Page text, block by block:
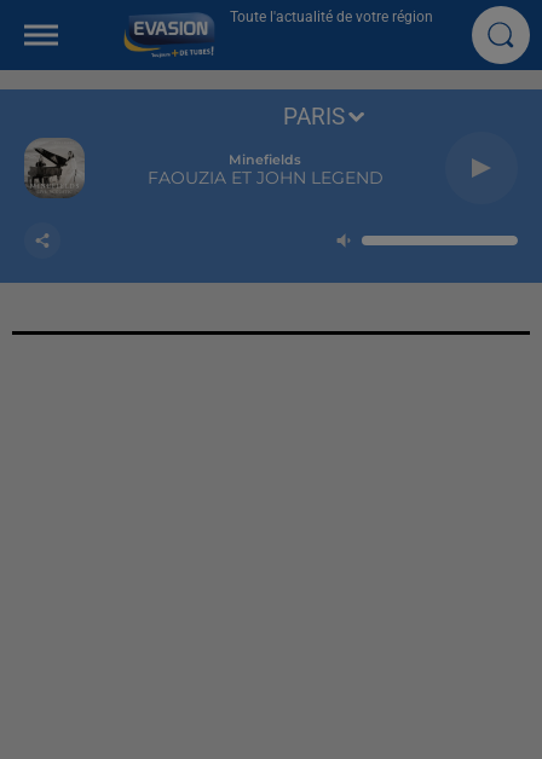
Toute l'actualité de votre région
Minefields
FAOUZIA ET JOHN LEGEND
PARIS